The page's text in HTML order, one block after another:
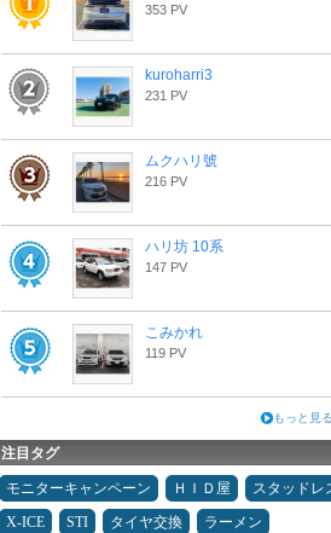
353 PV
kuroharri3
231 PV
ムクハリ號
216 PV
ハリ坊 10系
147 PV
こみかれ
119 PV
もっと見る
注目タグ
モニターキャンペーン ＨＩＤ屋
スタッドレ
X-ICE
STI タイヤ交換
ラーメン